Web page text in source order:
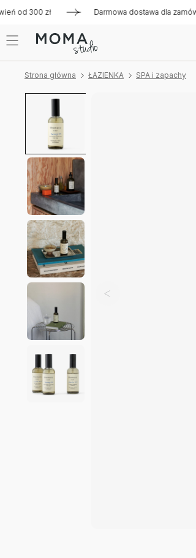
od 300 zł Darmowa dostawa dla zamówień
Strona główna ŁAZIENKA SPA i zapachy